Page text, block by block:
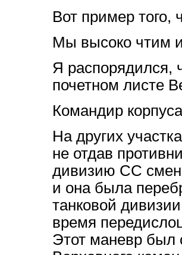
Вот пример того,
Мы высоко чтим
Я распорядился,
почетном листе
Командир
На других
не отдав
дивизию СС
и она была
танковой
время
Этот маневр был